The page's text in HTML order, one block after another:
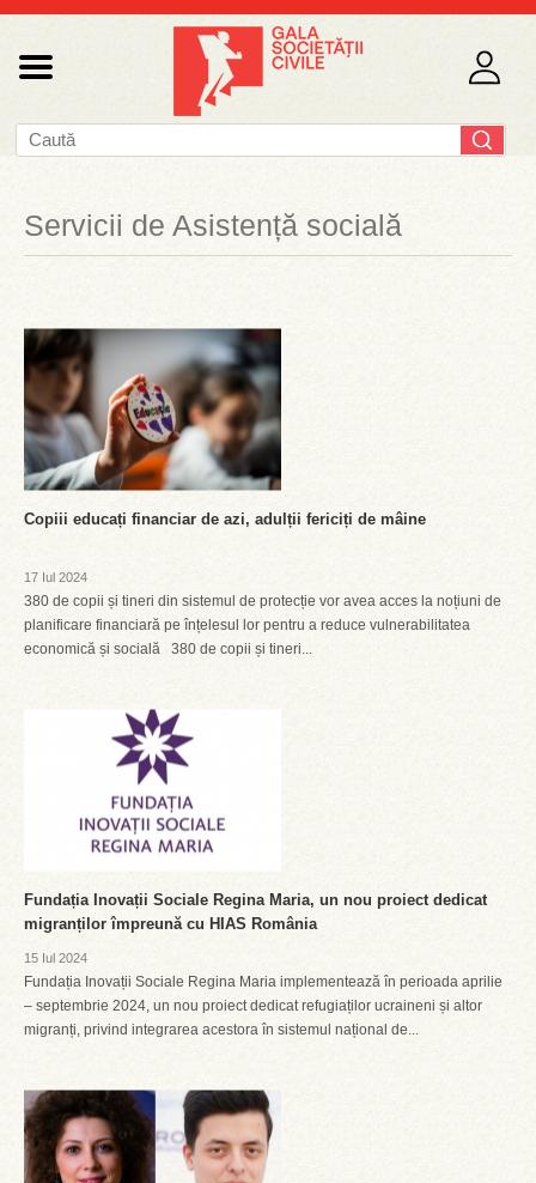
Servicii de Asistență socială
Copiii educați financiar de azi, adulții fericiți de mâine
17 Iul 2024
380 de copii și tineri din sistemul de protecție vor avea acces la noțiuni de
planificare financiară pe înțelesul lor pentru a reduce vulnerabilitatea
economică și socială 380 de copii și tineri...
Fundația Inovații Sociale Regina Maria, un nou proiect dedicat
migranților împreună cu HIAS România
15 Iul 2024
Fundația Inovații Sociale Regina Maria implementează în perioada aprilie
– septembrie 2024, un nou proiect dedicat refugiaților ucraineni și altor
migranți, privind integrarea acestora în sistemul național de...